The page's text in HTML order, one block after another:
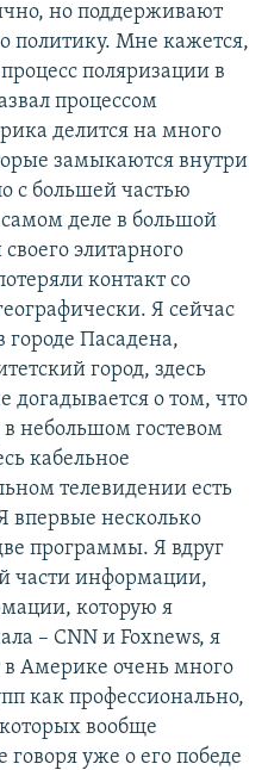
но поддерживают
политику. Мне кажется,
поляризации в
процессом
делится на много
замыкаются внутри
с большей частью
деле в большой
элитарного
контакт со
Я сейчас
Пасадена,
город, здесь
догадывается о том, что
небольшом гостевом
кабельное
телевидении есть
впервые несколько
программы. Я вдруг
части информации,
которую я
– CNN и Foxnews, я
Америке очень много
как профессионально,
вообще
уже о его победе